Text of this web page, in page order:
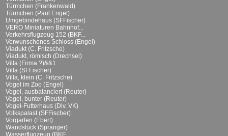
Türmchen (Frankenwald)
Türmchen (Paul Engel)
Umgebindehaus (SFFischer)
VERO Miniaturen Bahnhof...
Verkehrsflugzeug 152 (BKF...
Verwunschenes Schloss (Engel)
Viadukt (C. Fritzsche)
Viadukt, römisch (Drechsel)
Villa (Firma ?)&&1
Villa (SFFischer)
Villa, klein (C. Fritzsche)
Vogel im Zoo (Engel)
Vogel, ausbalanciert (Reuter)
Vogel, bunter (Reuter)
Vogel-Futterhaus (Div. VK)
Volkspalast (SFFischer)
Vorgarten (Ebert)
Wandstück (Spranger)
Wasserflugzeug (BKF